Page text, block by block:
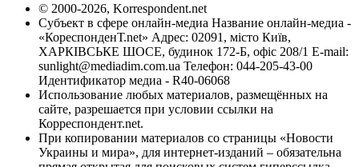
© 2000-2026, Korrespondent.net
Субъект в сфере онлайн-медиа Название онлайн-медиа -
«КореспонденТ.net» Адрес: 02091, місто Київ,
ХАРКІВСЬКЕ ШОСЕ, будинок 172-Б, офіс 208/1 E-mail:
sunlight@mediadim.com.ua Телефон: 044-205-43-00
Идентификатор медиа - R40-06068
Использование любых материалов, размещённых на
сайте, разрешается при условии ссылки на
Корреспондент.net.
При копировании материалов со страницы «Новости
Украины и мира», для интернет-изданий – обязательна